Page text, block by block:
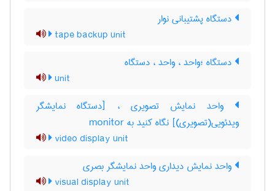
دستگاه پشتیبانی نوار
tape backup unit
دستگاه ؛واحد ، واحد ، دستگاه
unit
واحد نمایش تصویری ، [دستگاه نمایشگر
ویدئویی(تصویری)] نگاه کنید به ‎ monitor
video display unit
واحد نمایش دیداری واحد نمایشگر بصری
visual display unit